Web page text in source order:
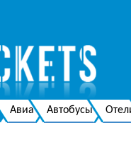
Авиа Автобусы